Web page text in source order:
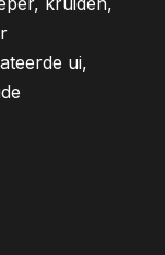
ui,